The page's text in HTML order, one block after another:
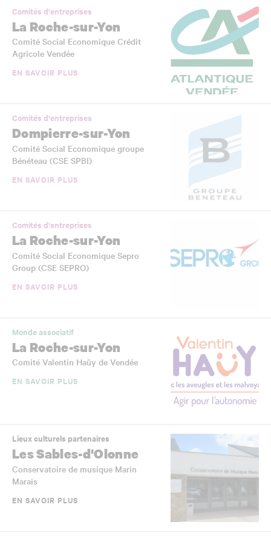
Comités d'entreprises
La Roche-sur-Yon
Comité Social Economique Crédit
Agricole Vendée
EN SAVOIR PLUS
Comités d'entreprises
Dompierre-sur-Yon
Comité Social Economique groupe
Bénéteau (CSE SPBI)
EN SAVOIR PLUS
Comités d'entreprises
La Roche-sur-Yon
Comité Social Economique Sepro
Group (CSE SEPRO)
EN SAVOIR PLUS
Monde associatif
La Roche-sur-Yon
Comité Valentin Haüy de Vendée
EN SAVOIR PLUS
Lieux culturels partenaires
Les Sables-d'Olonne
Conservatoire de musique Marin
Marais
EN SAVOIR PLUS